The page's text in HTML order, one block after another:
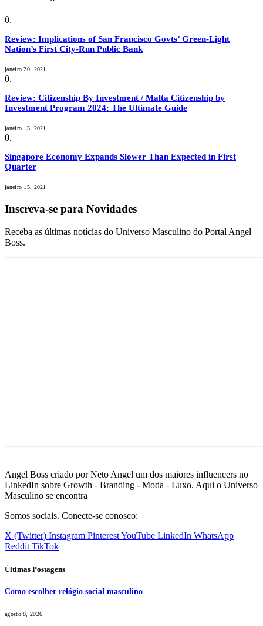
Review: Implications of San Francisco Govts’ Green-Light
Nation’s First City-Run Public Bank
janeiro 20, 2021
Review: Citizenship By Investment / Malta Citizenship by
Investment Program 2024: The Ultimate Guide
janeiro 15, 2021
Singapore Economy Expands Slower Than Expected in First
Quarter
janeiro 15, 2021
Inscreva-se para Novidades
Receba as últimas notícias do Universo Masculino do Portal Angel
Boss.
Angel Boss criado por Neto Angel um dos maiores influencers no
LinkedIn sobre Growth - Branding - Moda - Luxo. Aqui o Universo
Masculino se encontra
Somos sociais. Conecte-se conosco:
X (Twitter) Instagram PinterestYouTube LinkedIn WhatsApp
Reddit TikTok
Últimas Postagens
Como escolher relógio social masculino
agosto 8, 2026